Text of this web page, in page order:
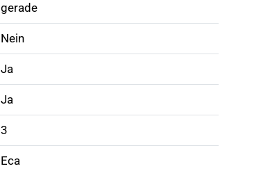
gerade
Nein
Ja
Ja
3
Eca